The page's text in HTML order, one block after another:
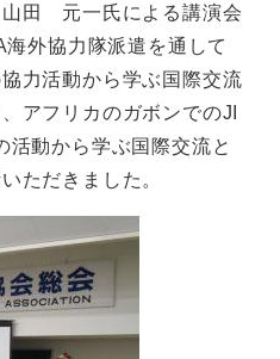
田 元一氏による講演会
外協力隊派遣を通して
力活動から学ぶ国際交流
アフリカのガボンでのJI
活動から学ぶ国際交流と
ただきました。